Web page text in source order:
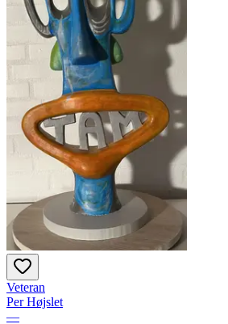
Veteran
Per Højslet
—